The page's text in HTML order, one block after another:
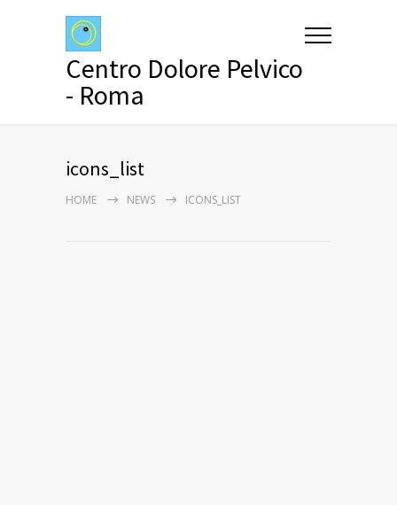
Centro Dolore Pelvico
- Roma
icons_list
HOME NEWS ICONS_LIST